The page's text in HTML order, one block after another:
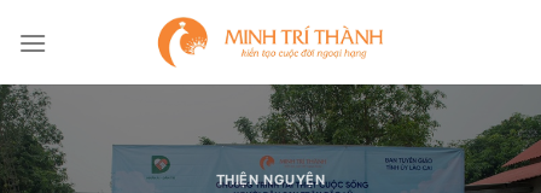
qua
dung
THIỆN NGUYỆN